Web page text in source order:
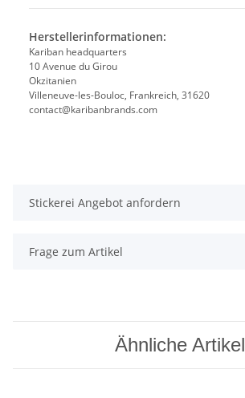
Herstellerinformationen:
Kariban headquarters
10 Avenue du Girou
Okzitanien
Villeneuve-les-Bouloc, Frankreich, 31620
contact@karibanbrands.com
Stickerei Angebot anfordern
Frage zum Artikel
Ähnliche Artikel